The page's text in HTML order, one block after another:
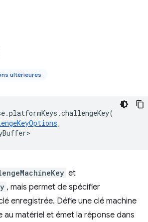
ultérieures
.platformKeys .challengeKey(
,
et
, mais permet de spécifier
enregistrée. Défie une clé machine
au matériel et émet la réponse dans